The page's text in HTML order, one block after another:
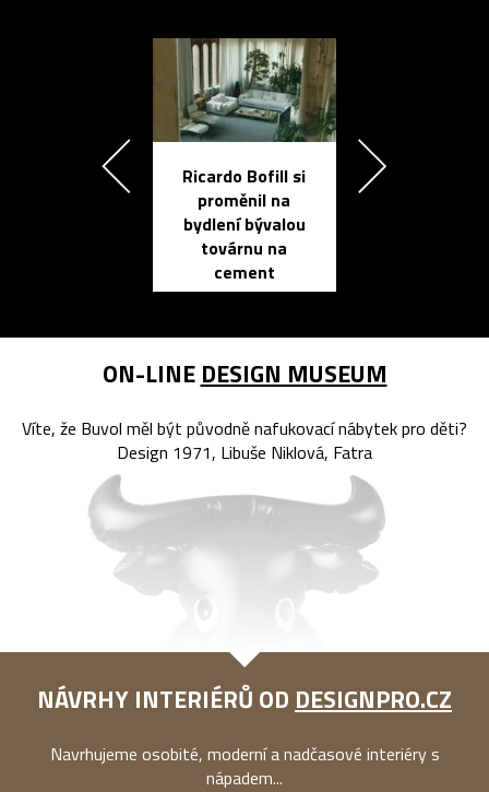
Ricardo Bofill si
proměnil na
bydlení bývalou
továrnu na
cement
ON-LINE DESIGN MUSEUM
Víte, že Buvol měl být původně nafukovací nábytek pro děti?
Design 1971, Libuše Niklová, Fatra
NÁVRHY INTERIÉRŮ OD DESIGNPRO.CZ
Navrhujeme osobité, moderní a nadčasové interiéry s
nápadem...